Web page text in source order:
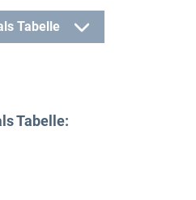
Tabelle
Tabelle: